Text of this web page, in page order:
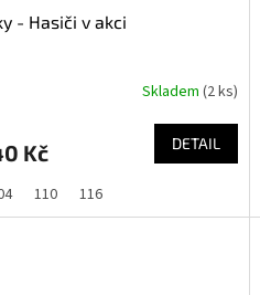
- Hasiči v akci
Skladem (2 ks)
Kč DETAIL
110 116